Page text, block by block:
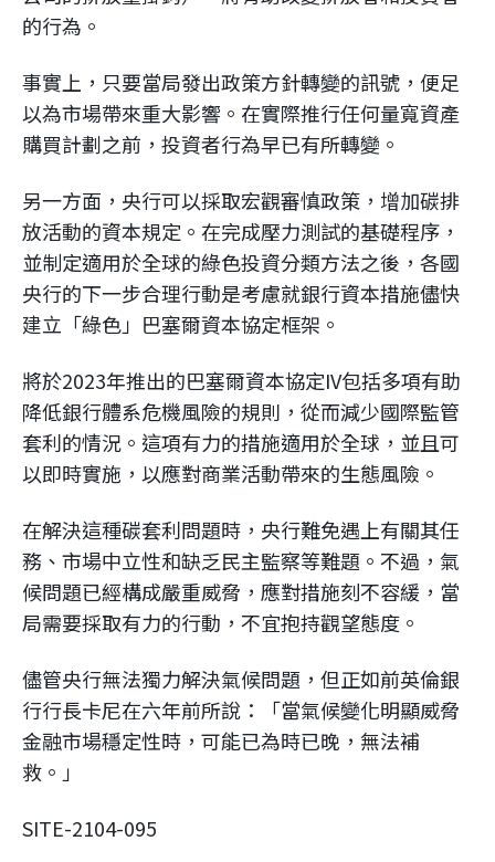
的行為。
事實上，只要當局發出政策方針轉變的訊號，便足
以為市場帶來重大影響。在實際推行任何量寬資產
購買計劃之前，投資者行為早已有所轉變。
另一方面，央行可以採取宏觀審慎政策，增加碳排
放活動的資本規定。在完成壓力測試的基礎程序，
並制定適用於全球的綠色投資分類方法之後，各國
央行的下一步合理行動是考慮就銀行資本措施儘快
建立「綠色」巴塞爾資本協定框架。
將於2023年推出的巴塞爾資本協定IV包括多項有助
降低銀行體系危機風險的規則，從而減少國際監管
套利的情況。這項有力的措施適用於全球，並且可
以即時實施，以應對商業活動帶來的生態風險。
在解決這種碳套利問題時，央行難免遇上有關其任
務、市場中立性和缺乏民主監察等難題。不過，氣
候問題已經構成嚴重威脅，應對措施刻不容緩，當
局需要採取有力的行動，不宜抱持觀望態度。
儘管央行無法獨力解決氣候問題，但正如前英倫銀
行行長卡尼在六年前所說：「當氣候變化明顯威脅
金融市場穩定性時，可能已為時已晚，無法補
救。」
SITE-2104-095